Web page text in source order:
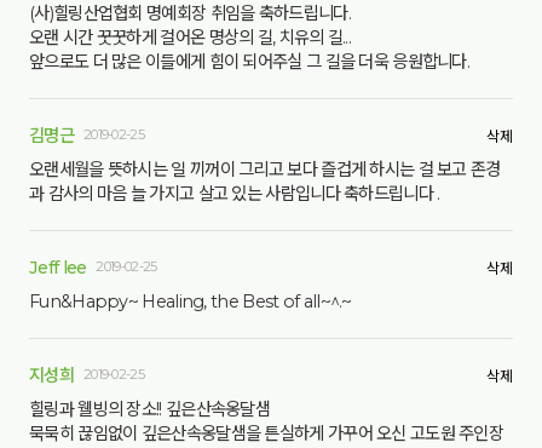
(사)힐링산업협회 명예회장 취임을 축하드립니다.
오랜 시간 꿋꿋하게 걸어온 명상의 길, 치유의 길...
앞으로도 더 많은 이들에게 힘이 되어주실 그 길을 더욱 응원합니다.
김명근 2019-02-25 삭제
오랜세월을 뜻하시는 일 끼꺼이 그리고 보다 즐겁게 하시는 걸 보고 존경
과 감사의 마음 늘 가지고 살고 있는 사람입니다 축하드립니다 .
Jeff lee 2019-02-25 삭제
Fun&Happy~ Healing, the Best of all~^.~
지성희 2019-02-25 삭제
힐링과 웰빙의 장소!! 깊은산속옹달샘
묵묵히 끊임없이 깊은산속옹달샘을 튼실하게 가꾸어 오신 고도원 주인장